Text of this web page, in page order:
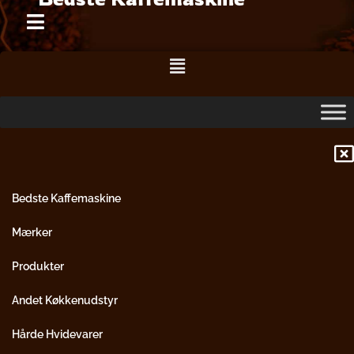
Gå
til
indholdet
Menu
Bedste Kaffemaskine
Mærker
Produkter
Andet Køkkenudstyr
Hårde Hvidevarer